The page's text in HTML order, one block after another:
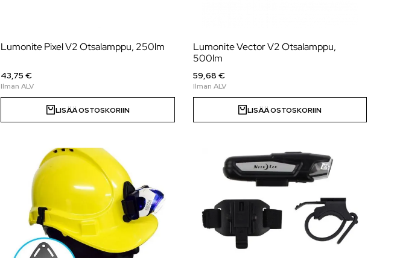
Lumonite Pixel V2 Otsalamppu, 250lm
43,75 €
LISÄÄ OSTOSKORIIN
Lumonite Vector V2 Otsalamppu,
500lm
59,68 €
LISÄÄ OSTOSKORIIN